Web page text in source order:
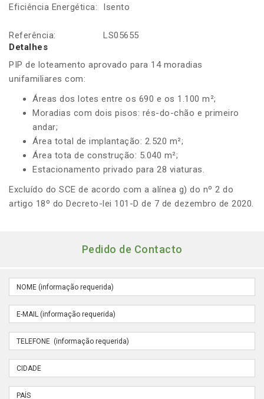
Eficiência Energética: Isento
Referência:
LS05655
Detalhes
PIP de loteamento aprovado para 14 moradias
unifamiliares com:
Áreas dos lotes entre os 690 e os 1.100 m²;
Moradias com dois pisos: rés-do-chão e primeiro
andar;
Área total de implantação: 2.520 m²;
Área tota de construção: 5.040 m²;
Estacionamento privado para 28 viaturas.
Excluído do SCE de acordo com a alínea g) do nº 2 do
artigo 18º do Decreto-lei 101-D de 7 de dezembro de 2020.
Pedido de Contacto